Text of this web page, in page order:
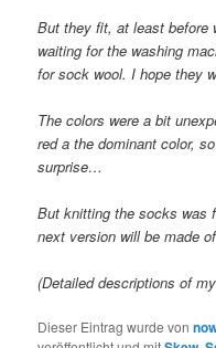
But they fit, at least before
waiting for the washing
for sock wool. I hope they
The colors were a bit
red a the dominant color,
surprise…
But knitting the socks was
next version will be made
(Detailed descriptions of
Dieser Eintrag wurde von